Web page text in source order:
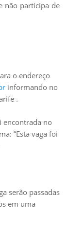
não participa de
o endereço
informando no
.
encontrada no
“Esta vaga foi
serão passadas
em uma